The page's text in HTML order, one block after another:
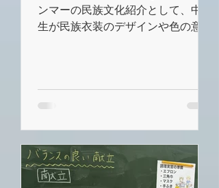
ンマーの民族文化紹介として、中学
生が民族衣装のデザインや色の意味
への理解を深めました。 最後に
は、実際に布を使って民族ごとの模
ました。